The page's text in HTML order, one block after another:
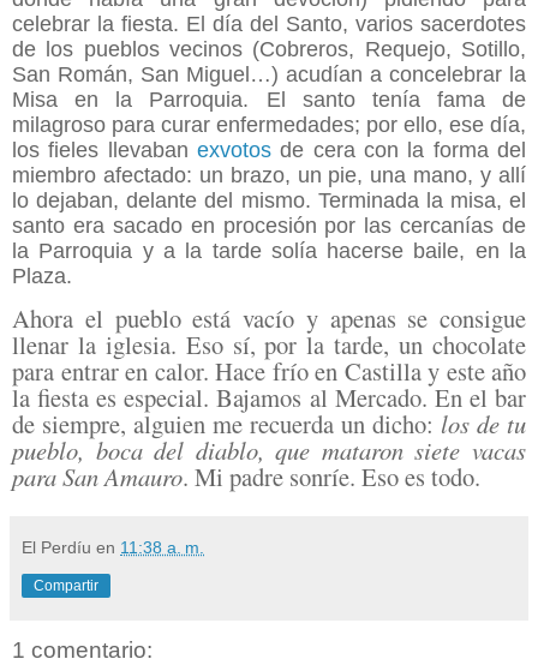
celebrar la fiesta. El día del Santo, varios sacerdotes
de los pueblos vecinos (Cobreros, Requejo, Sotillo,
San Román, San Miguel…) acudían a concelebrar la
Misa en la Parroquia. El santo tenía fama de
milagroso para curar enfermedades; por ello, ese día,
los fieles llevaban exvotos de cera con la forma del
miembro afectado: un brazo, un pie, una mano, y allí
lo dejaban, delante del mismo. Terminada la misa, el
santo era sacado en procesión por las cercanías de
la Parroquia y a la tarde solía hacerse baile, en la
Plaza.
Ahora el pueblo está vacío y apenas se consigue
llenar la iglesia. Eso sí, por la tarde, un chocolate
para entrar en calor. Hace frío en Castilla y este año
la fiesta es especial. Bajamos al Mercado. En el bar
de siempre, alguien me recuerda un dicho: los de tu
pueblo, boca del diablo, que mataron siete vacas
para San Amauro. Mi padre sonríe. Eso es todo.
El Perdíu en 11:38 a. m.
Compartir
1 comentario: